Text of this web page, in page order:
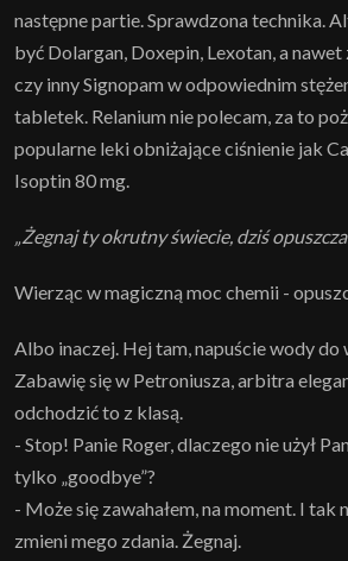
następne partie. Sprawdzona technika.
być Dolargan, Doxepin, Lexotan, a
czy inny Signopam w odpowiednim
tabletek. Relanium nie polecam, za to
popularne leki obniżające ciśnienie jak
Isoptin 80 mg.
„Żegnaj ty okrutny świecie, dziś
Wierząc w magiczną moc chemii -
Albo inaczej. Hej tam, napuście wody do
Zabawię się w Petroniusza, arbitra
odchodzić to z klasą.
- Stop! Panie Roger, dlaczego nie użył
tylko „goodbye”?
- Może się zawahałem, na moment. I tak
zmieni mego zdania. Żegnaj.